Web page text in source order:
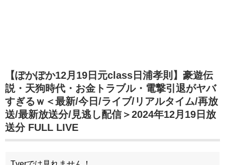
【ぽかぽか12月19日元class日浦孝則】豪遊伝
説・天狗時代・お金トラブル・電撃引退がヤバ
すぎるｗ＜最新/今日/ライブ/リアルタイム/再放
送/最新放送分/見逃し配信＞2024年12月19日放
送分 FULL LIVE